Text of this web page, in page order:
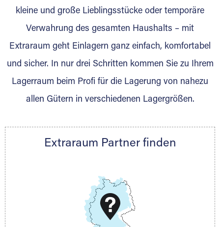
DAS SIND WIR
im Mittelpunkt. Durch Erfahrung entwickeln
wir uns stetig weiter. Termintreue, eine
freuen uns auf Ihre Anfrage. Steus Logistik
DAS KÖNNEN WIR
Wir können Ihnen nach Ihrem Platzbedarf und dem
kleine und große Lieblingsstücke oder temporäre
Verwahrung des gesamten Haushalts – mit
Extraraum geht Einlagern ganz einfach, komfortabel
und sicher. In nur drei Schritten kommen Sie zu Ihrem
Lagerraum beim Profi für die Lagerung von nahezu
allen Gütern in verschiedenen Lagergrößen.
Extraraum Partner finden